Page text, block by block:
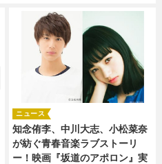
知念侑李、中川大志、小松菜奈
が紡ぐ青春音楽ラブストーリ
ー！映画『坂道のアポロン』実
ニュース